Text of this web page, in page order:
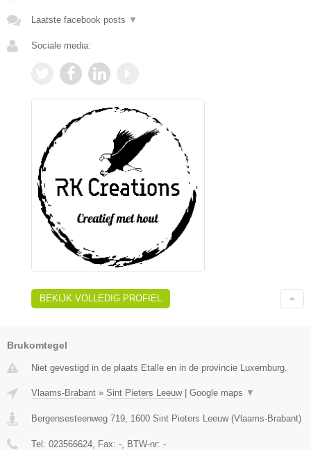
Laatste facebook posts ▼
Sociale media:
BEKIJK VOLLEDIG PROFIEL
Brukomtegel
Niet gevestigd in de plaats Etalle en in de provincie Luxemburg.
Vlaams-Brabant » Sint Pieters Leeuw| Google maps ▼
Bergensesteenweg 719 1600 Sint Pieters Leeuw(Vlaams-Brabant)
Tel: 023566624 , Fax: - , BTW-nr: -